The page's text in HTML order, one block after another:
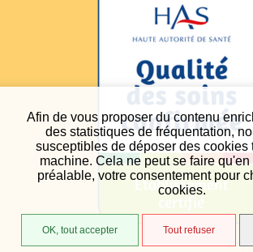
Afin de vous proposer du contenu
des statistiques de fréquentation,
susceptibles de déposer des cookies
machine. Cela ne peut se faire qu'en
préalable, votre consentement pour
cookies.
OK, tout accepter Tout refuser